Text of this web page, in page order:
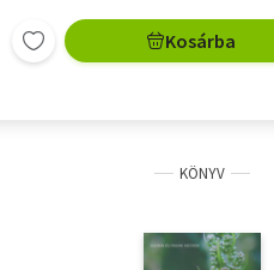
Kosárba
KÖNYV